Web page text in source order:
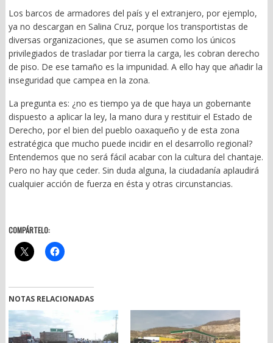
Los barcos de armadores del país y el extranjero, por ejemplo,
ya no descargan en Salina Cruz, porque los transportistas de
diversas organizaciones, que se asumen como los únicos
privilegiados de trasladar por tierra la carga, les cobran derecho
de piso. De ese tamaño es la impunidad. A ello hay que añadir la
inseguridad que campea en la zona.
La pregunta es: ¿no es tiempo ya de que haya un gobernante
dispuesto a aplicar la ley, la mano dura y restituir el Estado de
Derecho, por el bien del pueblo oaxaqueño y de esta zona
estratégica que mucho puede incidir en el desarrollo regional?
Entendemos que no será fácil acabar con la cultura del chantaje.
Pero no hay que ceder. Sin duda alguna, la ciudadanía aplaudirá
cualquier acción de fuerza en ésta y otras circunstancias.
COMPÁRTELO:
NOTAS RELACIONADAS